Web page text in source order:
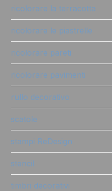
ricolorare la terracotta
ricolorare le piastrelle
ricolorare pareti
ricolorare pavimenti
rullo decorativo
scatole
stampi ReDesign
stencil
timbri decorativi